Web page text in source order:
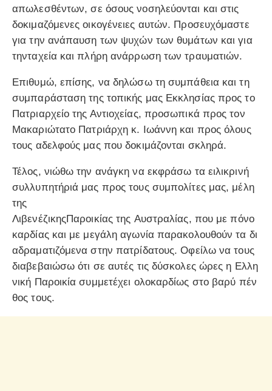
απωλεσθέντων, σε όσους νοσηλεύονται και στις
δοκιμαζόμενες οικογένειες αυτών. Προσευχόμαστε
για την ανάπαυση των ψυχών των θυμάτων και για
τηνταχεία και πλήρη ανάρρωση των τραυματιών.
Επιθυμώ, επίσης, να δηλώσω τη συμπάθεια και τη
συμπαράσταση της τοπικής μας Εκκλησίας προς το
Πατριαρχείο της Αντιοχείας, προσωπικά προς τον
Μακαριώτατο Πατριάρχη κ. Ιωάννη και προς όλους
τους αδελφούς μας που δοκιμάζονται σκληρά.
Τέλος, νιώθω την ανάγκη να εκφράσω τα ειλικρινή
συλλυπητήριά μας προς τους συμπολίτες μας, μέλη
της
ΛιβενέζικηςΠαροικίας της Αυστραλίας, που με πόνο
καρδίας και με μεγάλη αγωνία παρακολουθούν τα δι
αδραματιζόμενα στην πατρίδατους. Οφείλω να τους
διαβεβαιώσω ότι σε αυτές τις δύσκολες ώρες η Ελλη
νική Παροικία συμμετέχει ολοκαρδίως στο βαρύ πέν
θος τους.